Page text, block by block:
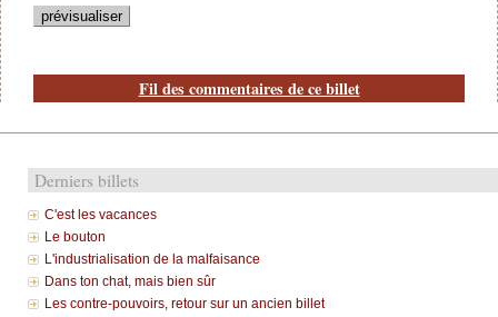
Fil des commentaires de ce billet
Derniers billets
C'est les vacances
Le bouton
L'industrialisation de la malfaisance
Dans ton chat, mais bien sûr
Les contre-pouvoirs, retour sur un ancien billet